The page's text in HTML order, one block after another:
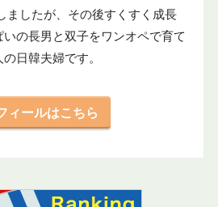
ましたが、その後すくすく成長
の長男と双子をワンオペで育て
日韓夫婦です。
ィールはこちら